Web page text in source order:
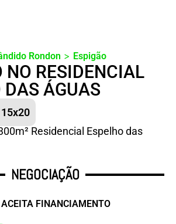
Rondon > Espigão
NO RESIDENCIAL
DAS ÁGUAS
15x20
Residencial Espelho das
NEGOCIAÇÃO
ACEITA FINANCIAMENTO